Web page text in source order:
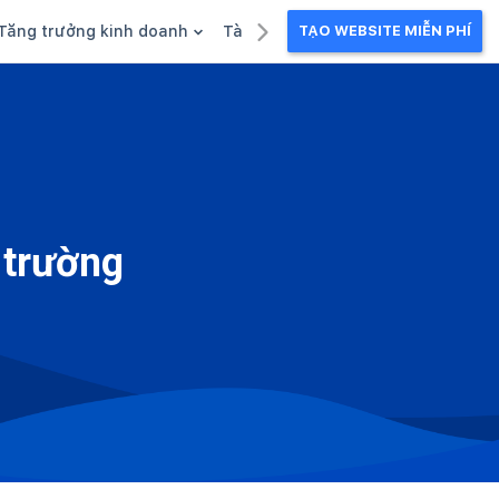
trưởng kinh doanh Tài liệu kinh doanhTẠO WEBSITE MIỄN PHÍ